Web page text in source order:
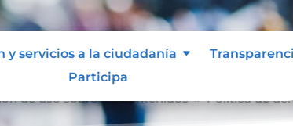
y servicios a la ciudadanía
Participa
Política de